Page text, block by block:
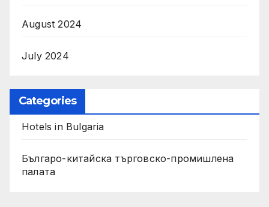
August 2024
July 2024
Categories
Hotels in Bulgaria
Българо-китайска търговско-промишлена
палата